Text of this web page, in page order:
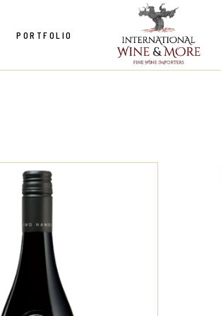
PORTFOLIO
Castello Romitorio
Fattoria Le Pupille
Legras et Haas
Domaine du Petit Perou
Domaine Fumey Chatelain
Cane
et Haas
du Petit Perou
Fumey Chatelain